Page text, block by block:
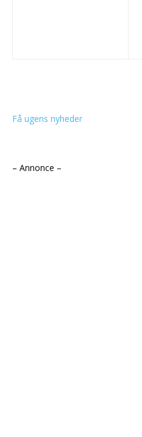
Få ugens nyheder
– Annonce –